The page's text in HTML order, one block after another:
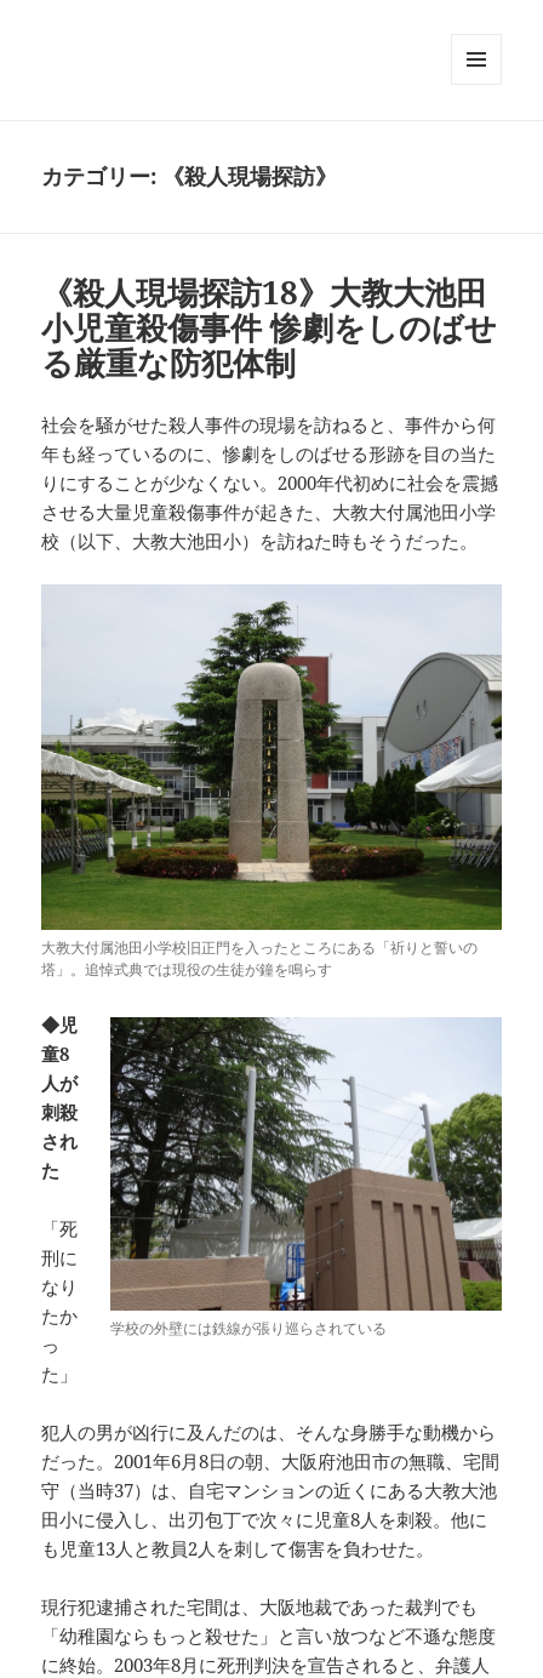
カテゴリー: 《殺人現場探訪》
《殺人現場探訪18》大教大池田
小児童殺傷事件 惨劇をしのばせ
る厳重な防犯体制
社会を騒がせた殺人事件の現場を訪ねると、事件から何
年も経っているのに、惨劇をしのばせる形跡を目の当た
りにすることが少なくない。2000年代初めに社会を震撼
させる大量児童殺傷事件が起きた、大教大付属池田小学
校（以下、大教大池田小）を訪ねた時もそうだった。
大教大付属池田小学校旧正門を入ったところにある「祈りと誓いの
塔」。追悼式典では現役の生徒が鐘を鳴らす
学校の外壁には鉄線が張り巡らされている
◆児
童8
人が
刺殺
され
た
「死
刑に
なり
たか
っ
た」
犯人の男が凶行に及んだのは、そんな身勝手な動機から
だった。2001年6月8日の朝、大阪府池田市の無職、宅間
守（当時37）は、自宅マンションの近くにある大教大池
田小に侵入し、出刃包丁で次々に児童8人を刺殺。他に
も児童13人と教員2人を刺して傷害を負わせた。
現行犯逮捕された宅間は、大阪地裁であった裁判でも
「幼稚園ならもっと殺せた」と言い放つなど不遜な態度
に終始。2003年8月に死刑判決を宣告されると、弁護人